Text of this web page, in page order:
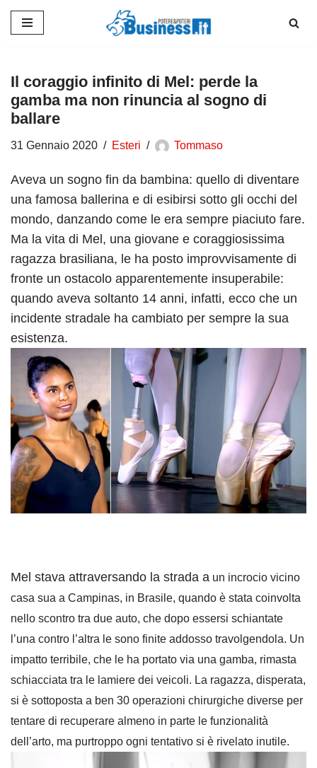
contenuto
Il coraggio infinito di Mel: perde la
gamba ma non rinuncia al sogno di
ballare
31 Gennaio 2020 Esteri Tommaso
Aveva un sogno fin da bambina: quello di diventare
una famosa ballerina e di esibirsi sotto gli occhi del
mondo, danzando come le era sempre piaciuto fare.
Ma la vita di Mel, una giovane e coraggiosissima
ragazza brasiliana, le ha posto improvvisamente di
fronte un ostacolo apparentemente insuperabile:
quando aveva soltanto 14 anni, infatti, ecco che un
incidente stradale ha cambiato per sempre la sua
esistenza.
Mel stava attraversando la strada a un incrocio vicino
casa sua a Campinas, in Brasile, quando è stata coinvolta
nello scontro tra due auto, che dopo essersi schiantate
l’una contro l’altra le sono finite addosso travolgendola. Un
impatto terribile, che le ha portato via una gamba, rimasta
schiacciata tra le lamiere dei veicoli. La ragazza, disperata,
si è sottoposta a ben 30 operazioni chirurgiche diverse per
tentare di recuperare almeno in parte le funzionalità
dell’arto, ma purtroppo ogni tentativo si è rivelato inutile.